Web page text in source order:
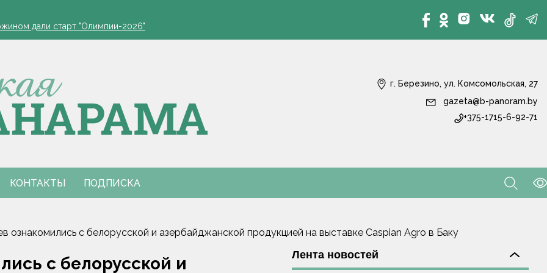
Минобразования об изменениях в школьном питании
дали старт "Олимпии-2026"
непогоды устраняют в Гомельской и Витебской областях
10
в Торонто
Минобразования об изменениях в школьном питании
дали старт "Олимпии-2026"
непогоды устраняют в Гомельской и Витебской областях
10
в Торонто
г. Березино, ул. Комсомольская, 27
gazeta@b-panoram.by
+375-1715-6-92-71
КОНТАКТЫ ПОДПИСКА
ознакомились с белорусской и азербайджанской продукцией на выставке Caspian Agro в Баку
с белорусской и
Лента новостей